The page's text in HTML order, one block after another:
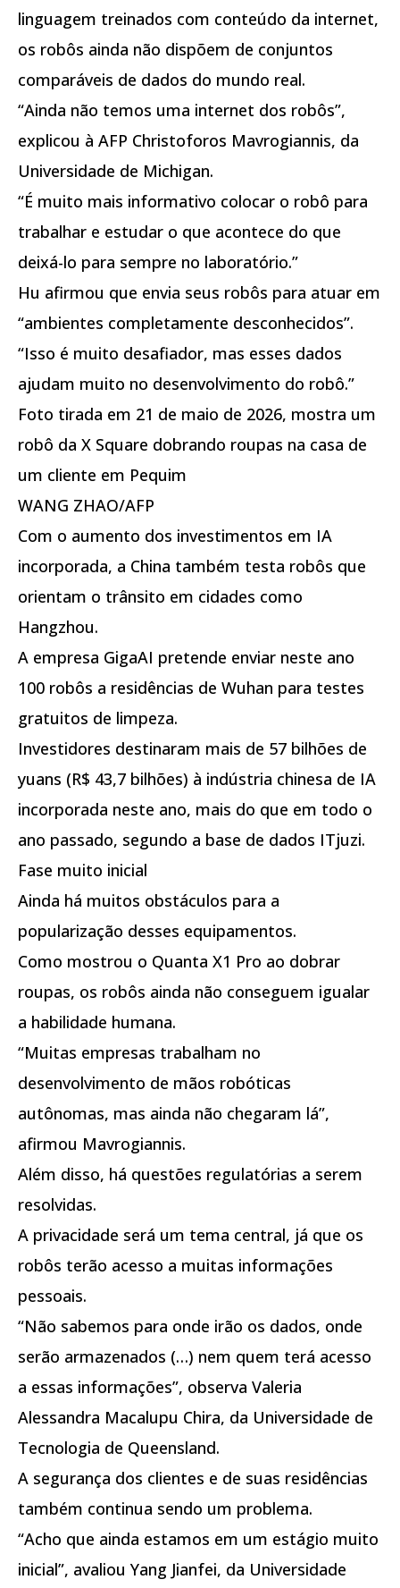
linguagem treinados com conteúdo da internet,
os robôs ainda não dispõem de conjuntos
comparáveis de dados do mundo real.
“Ainda não temos uma internet dos robôs”,
explicou à AFP Christoforos Mavrogiannis, da
Universidade de Michigan.
“É muito mais informativo colocar o robô para
trabalhar e estudar o que acontece do que
deixá-lo para sempre no laboratório.”
Hu afirmou que envia seus robôs para atuar em
“ambientes completamente desconhecidos”.
“Isso é muito desafiador, mas esses dados
ajudam muito no desenvolvimento do robô.”
Foto tirada em 21 de maio de 2026, mostra um
robô da X Square dobrando roupas na casa de
um cliente em Pequim
WANG ZHAO/AFP
Com o aumento dos investimentos em IA
incorporada, a China também testa robôs que
orientam o trânsito em cidades como
Hangzhou.
A empresa GigaAI pretende enviar neste ano
100 robôs a residências de Wuhan para testes
gratuitos de limpeza.
Investidores destinaram mais de 57 bilhões de
yuans (R$ 43,7 bilhões) à indústria chinesa de IA
incorporada neste ano, mais do que em todo o
ano passado, segundo a base de dados ITjuzi.
Fase muito inicial
Ainda há muitos obstáculos para a
popularização desses equipamentos.
Como mostrou o Quanta X1 Pro ao dobrar
roupas, os robôs ainda não conseguem igualar
a habilidade humana.
“Muitas empresas trabalham no
desenvolvimento de mãos robóticas
autônomas, mas ainda não chegaram lá”,
afirmou Mavrogiannis.
Além disso, há questões regulatórias a serem
resolvidas.
A privacidade será um tema central, já que os
robôs terão acesso a muitas informações
pessoais.
“Não sabemos para onde irão os dados, onde
serão armazenados (…) nem quem terá acesso
a essas informações”, observa Valeria
Alessandra Macalupu Chira, da Universidade de
Tecnologia de Queensland.
A segurança dos clientes e de suas residências
também continua sendo um problema.
“Acho que ainda estamos em um estágio muito
inicial”, avaliou Yang Jianfei, da Universidade